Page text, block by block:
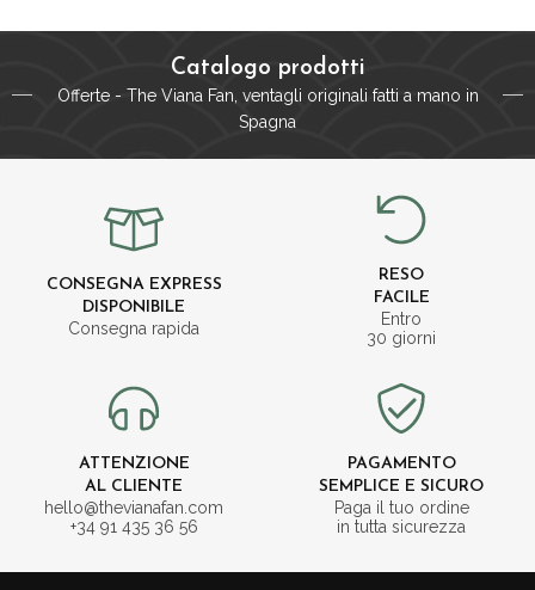
Catalogo prodotti
Offerte - The Viana Fan, ventagli originali fatti a mano in
Spagna
CONSEGNA EXPRESS
DISPONIBILE
Consegna rapida
RESO
FACILE
Entro
30 giorni
ATTENZIONE
AL CLIENTE
hello@thevianafan.com
+34 91 435 36 56
PAGAMENTO
SEMPLICE E SICURO
Paga il tuo ordine
in tutta sicurezza